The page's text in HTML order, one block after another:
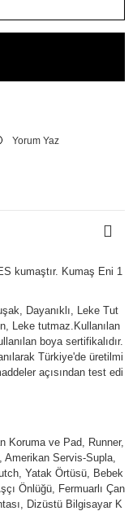
Yorum Yaz
kumaştır. Kumaş Eni 1
Dayanıklı, Leke Tut
Leke tutmaz.Kullanılan
boya sertifikalıdır.
Türkiye'de üretilmi
açısından test edi
Koruma ve Pad, Runner,
Amerikan Servis-Supla,
Yatak Örtüsü, Bebek
Önlüğü, Fermuarlı Çan
Dizüstü Bilgisayar K